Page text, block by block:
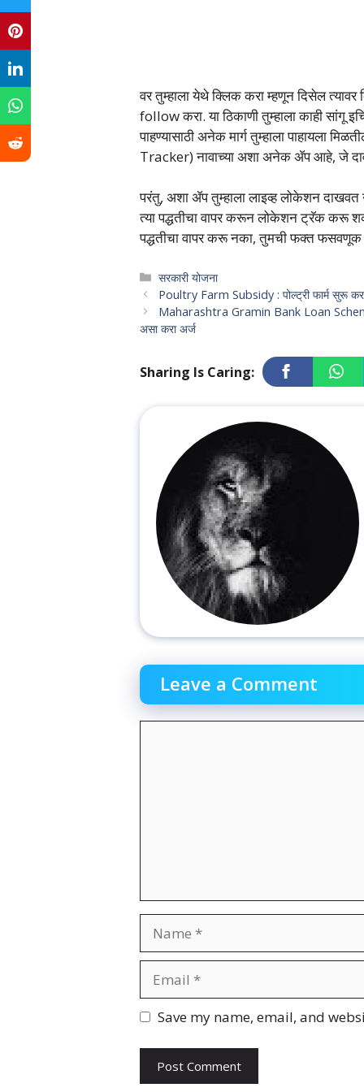
वर तुम्हाला येथे क्लिक करा म्हणून दिसेल
follow करा. या ठिकाणी तुम्हाला काही
पाहण्यासाठी अनेक मार्ग तुम्हाला पाहायला
Tracker) नावाच्या अशा अनेक ॲप आहे, जे
परंतु, अशा ॲप तुम्हाला लाइव्ह लोकेशन
त्या पद्धतीचा वापर करून लोकेशन ट्रॅक
पद्धतीचा वापर करू नका, तुमची फक्त
Categories
सरकारी योजना
Poultry Farm Subsidy : पोल्ट्री फार्म सुरू
Maharashtra Gramin Bank Loan Scheme
असा करा अर्ज
Sharing Is Caring:
Leave a Comment
Website
Save my name, email, and